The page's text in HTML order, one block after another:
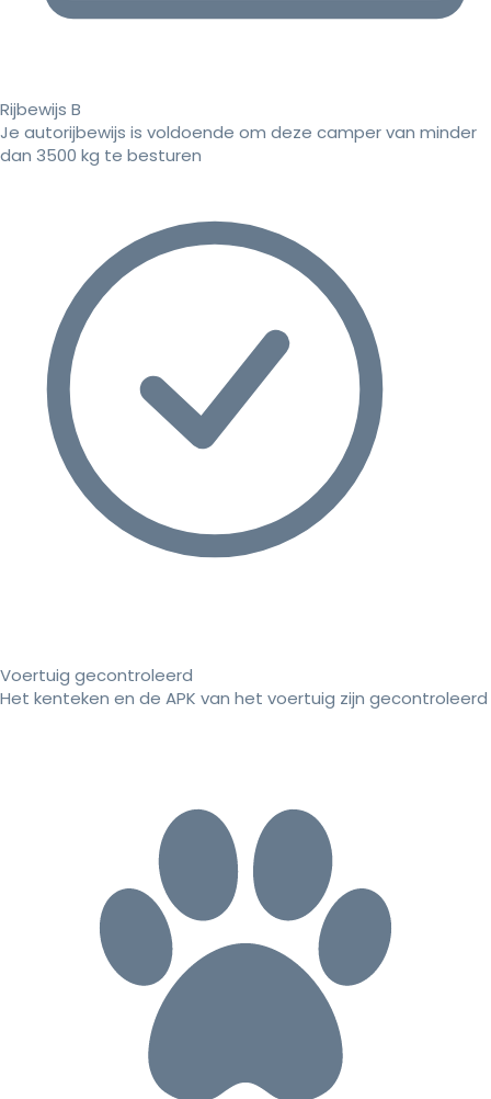
Rijbewijs B
Je autorijbewijs is voldoende om deze camper van minder
dan 3500 kg te besturen
Voertuig gecontroleerd
Het kenteken en de APK van het voertuig zijn gecontroleerd